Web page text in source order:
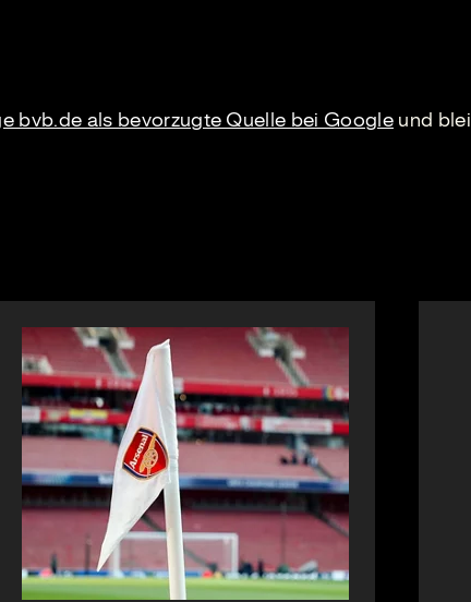
bvb.de als bevorzugte Quelle bei Googleund